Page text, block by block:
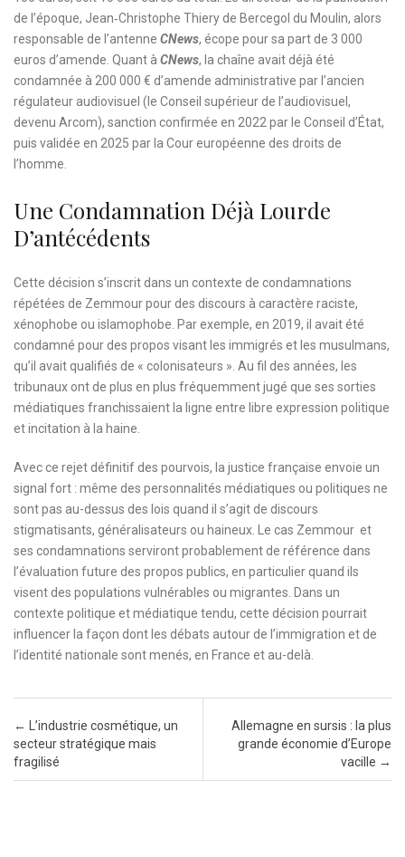
de l’époque, Jean‑Christophe Thiery de Bercegol du Moulin, alors
responsable de l’antenne CNews, écope pour sa part de 3 000
euros d’amende. Quant à CNews, la chaîne avait déjà été
condamnée à 200 000 € d’amende administrative par l’ancien
régulateur audiovisuel (le Conseil supérieur de l’audiovisuel,
devenu Arcom), sanction confirmée en 2022 par le Conseil d’État,
puis validée en 2025 par la Cour européenne des droits de
l’homme.
Une Condamnation Déjà Lourde
D’antécédents
Cette décision s’inscrit dans un contexte de condamnations
répétées de Zemmour pour des discours à caractère raciste,
xénophobe ou islamophobe. Par exemple, en 2019, il avait été
condamné pour des propos visant les immigrés et les musulmans,
qu’il avait qualifiés de « colonisateurs ». Au fil des années, les
tribunaux ont de plus en plus fréquemment jugé que ses sorties
médiatiques franchissaient la ligne entre libre expression politique
et incitation à la haine.
Avec ce rejet définitif des pourvois, la justice française envoie un
signal fort : même des personnalités médiatiques ou politiques ne
sont pas au-dessus des lois quand il s’agit de discours
stigmatisants, généralisateurs ou haineux. Le cas Zemmour et
ses condamnations serviront probablement de référence dans
l’évaluation future des propos publics, en particulier quand ils
visent des populations vulnérables ou migrantes. Dans un
contexte politique et médiatique tendu, cette décision pourrait
influencer la façon dont les débats autour de l’immigration et de
l’identité nationale sont menés, en France et au-delà.
Post navigation
← L’industrie cosmétique, un
secteur stratégique mais
fragilisé
Allemagne en sursis : la plus
grande économie d’Europe
vacille →